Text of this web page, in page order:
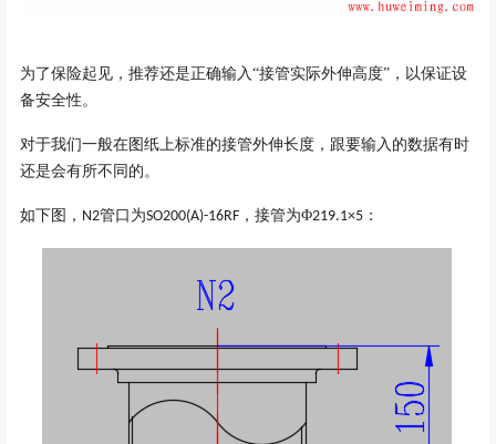
为了保险起见，推荐还是正确输入 “接管实际外伸高度”，以保证设
备安全性。
对于我们一般在图纸上标准的接管外伸长度，跟要输入的数据有时
还是会有所不同的。
如下图， N2管口为SO200(A)-16RF ，接管为Φ219.1×5 ：